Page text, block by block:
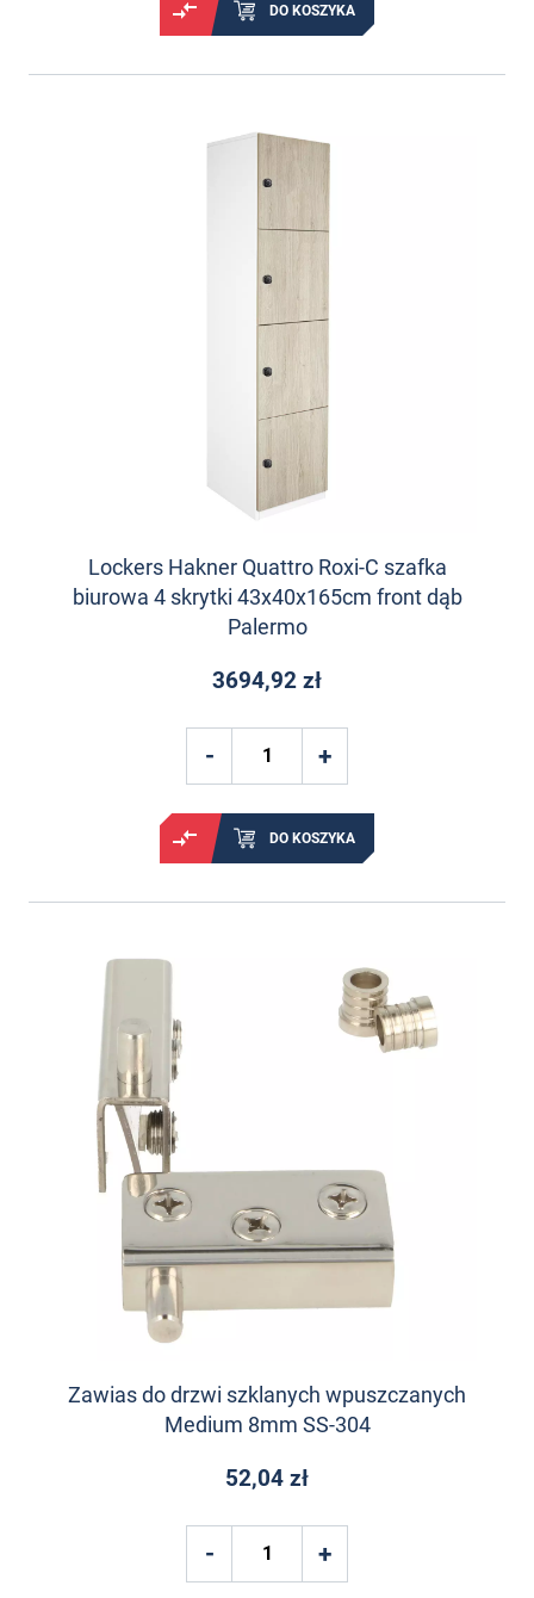
DO KOSZYKA
Lockers Hakner Quattro Roxi-C szafka
biurowa 4 skrytki 43x40x165cm front dąb
Palermo
3694,92 zł
DO KOSZYKA
Zawias do drzwi szklanych wpuszczanych
Medium 8mm SS-304
52,04 zł